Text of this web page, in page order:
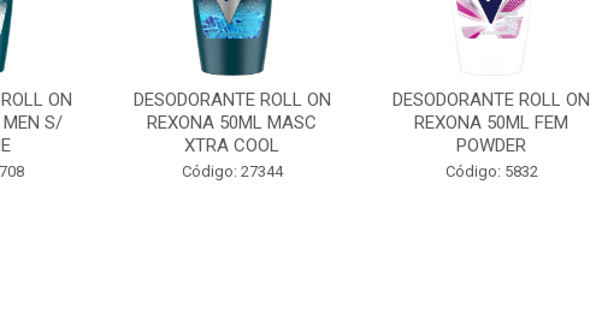
ON
MEN S/
DESODORANTE ROLL ON
REXONA 50ML MASC
XTRA COOL
Código: 27344
DESODORANTE ROLL ON
REXONA 50ML FEM
POWDER
Código: 5832